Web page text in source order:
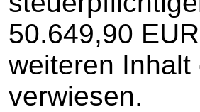
50.649,90
weiteren
verwiesen.